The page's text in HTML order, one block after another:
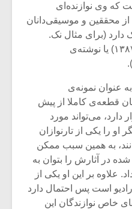
که وی نوازنده‌ای
محققین و موسیقی‌دانان
دارد (برای مثال نک.
مقدمه‌ی تجویدی در (ظریف ۱۳۸۷) یا نوشته‌ی
عنوان نمونه‌ی
قطعه‌ی کاملا از پیش
دارد، می‌تواند مورد
را یکی از تارنوازان
به همین سبب ممکن
در آثارش را بتوان به
بر این او یکی از
است پس احتمال دارد
خاص نوازندگان این